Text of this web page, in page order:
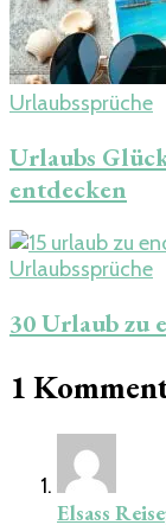
Urlaubssprüche
Urlaubs
entdecken
Urlaubssprüche
30 Urlaub zu
1
Elsass